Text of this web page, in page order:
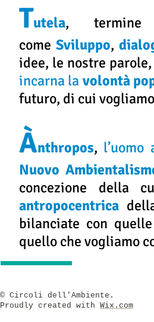
Tutela, termine
come Sviluppo,
idee, le nostre
incarna la volontà
futuro, di cui
Ànthropos, l’uomo
Nuovo
concezione della
antropocentrica
bilanciate con
quello che vogliamo
​© Circoli dell'Ambiente.
Proudly created with Wix.com